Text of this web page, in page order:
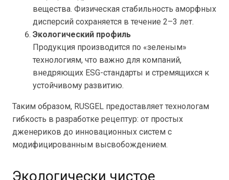
вещества. Физическая стабильность аморфных
дисперсий сохраняется в течение 2–3 лет.
Экологический профиль
Продукция производится по «зеленым»
технологиям, что важно для компаний,
внедряющих ESG-стандарты и стремящихся к
устойчивому развитию.
Таким образом, RUSGEL предоставляет технологам
гибкость в разработке рецептур: от простых
дженериков до инновационных систем с
модифицированным высвобождением.
Экологически чистое